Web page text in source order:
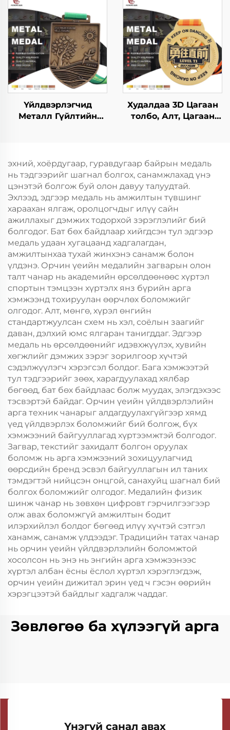
Уралдааны спортын
шагналын зооснууд
аясыг нь оруулж
медаль захиалгат
марафоны гүйгчдийн
спортын медаль
Үйлдвэрлэгчид
Металл Гүйлтийн
Өрсөлдөөний
Спортын Металл
Медаль
Худалдаа 3D Цагаан
толбо, Алт, Цагаан
үйлчлүүлэгчдийн
хүсэлтийн дагуу
спортын хүүхдийн
байцаа тэмдэгтэй
эхний, хоёрдугаар, гуравдугаар байрын медаль
нь тэдгээрийг шагнал болгох, санамжлахад үнэ
цэнэтэй болгож буй олон давуу талуудтай.
Эхлээд, эдгээр медаль нь амжилтын түвшинг
хараахан ялгаж, оролцогчдыг илүү сайн
ажиллахыг дэмжих тодорхой зэрэглэлийг бий
болгодог. Бат бөх байдлаар хийгдсэн тул эдгээр
медаль удаан хугацаанд хадгалагдан,
амжилтынхаа тухай жинхэнэ санамж болон
үлдэнэ. Орчин үеийн медалийн загварын олон
талт чанар нь академийн өрсөлдөөнөөс хүртэл
спортын тэмцээн хүртэлх янз бүрийн арга
хэмжээнд тохируулан өөрчлөх боломжийг
олгодог. Алт, мөнгө, хүрэл өнгийн
стандартжуулсан схем нь хэл, соёлын заагийг
даван, дэлхий юмс ялгаран танигддаг. Эдгээр
медаль нь өрсөлдөөнийг идэвхжүүлэх, хувийн
хөгжлийг дэмжих зэрэг зорилгоор хүчтэй
сэдэлжүүлэгч хэрэгсэл болдог. Бага хэмжээтэй
тул тэдгээрийг зөөх, харагдуулахад хялбар
бөгөөд, бат бөх байдлаас болж муудах, элэгдэхээс
тэсвэртэй байдаг. Орчин үеийн үйлдвэрлэлийн
арга техник чанарыг алдагдуулахгүйгээр хямд
үед үйлдвэрлэх боломжийг бий болгож, бүх
хэмжээний байгууллагад хүртээмжтэй болгодог.
Загвар, текстийг захидалт болгон оруулах
боломж нь арга хэмжээний зохицуулагчид
өөрсдийн бренд эсвэл байгууллагын ил таних
тэмдэгтэй нийцсэн онцгой, санахуйц шагнал бий
болгох боломжийг олгодог. Медалийн физик
шинж чанар нь зөвхөн цифровт гэрчилгээгээр
олж авах боломжгүй амжилтын бодит
илэрхийлэл болдог бөгөөд илүү хүчтэй сэтгэл
ханамж, санамж үлдээдэг. Традицийн татах чанар
нь орчин үеийн үйлдвэрлэлийн боломжтой
хосолсон нь энэ нь энгийн арга хэмжээнээс
хүртэл албан ёсны ёслол хүртэл хэрэглэгдэж,
орчин үеийн дижитал эрин үед ч гэсэн өөрийн
хэрэгцээтэй байдлыг хадгалж чаддаг.
Зөвлөгөө ба хүлээгүй арга
Үнэгүй санал авах